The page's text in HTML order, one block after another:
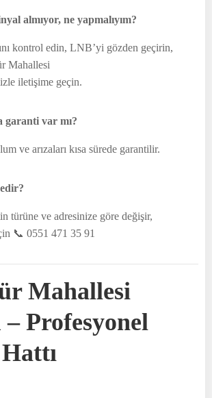
almıyor, ne yapmalıyım?
kontrol edin, LNB’yi gözden geçirin,
Mahallesi
iletişime geçin.
var mı?
ve arızaları kısa sürede garantilir.
türüne ve adresinize göre değişir,
📞 0551 471 35 91
Mahallesi
Profesyonel